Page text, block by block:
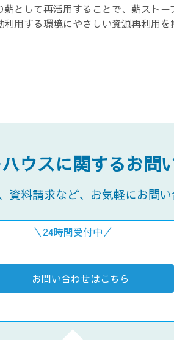
として再活用することで、薪スト
用する環境にやさしい資源再利用を
ウスに関するお問
資料請求など、 お気軽にお問い
＼24時間受付中／
お問い合わせはこちら